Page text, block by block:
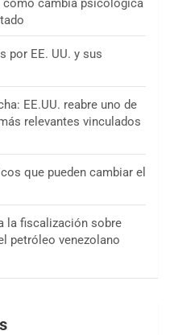
por EE. UU. y sus
EE.UU. reabre uno de
relevantes vinculados
que pueden cambiar el
la fiscalización sobre
petróleo venezolano